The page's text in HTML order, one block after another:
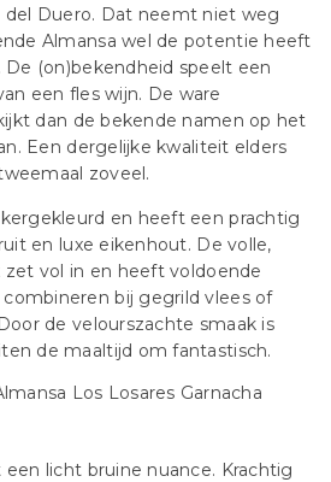
del Duero. Dat neemt niet weg
Almansa wel de potentie heeft
(on)bekendheid speelt een
een fles wijn. De ware
dan de bekende namen op het
Een dergelijke kwaliteit elders
zoveel.
en heeft een prachtig
en luxe eikenhout. De volle,
zet vol in en heeft voldoende
bij gegrild vlees of
de velourszachte smaak is
de maaltijd om fantastisch.
licht bruine nuance. Krachtig